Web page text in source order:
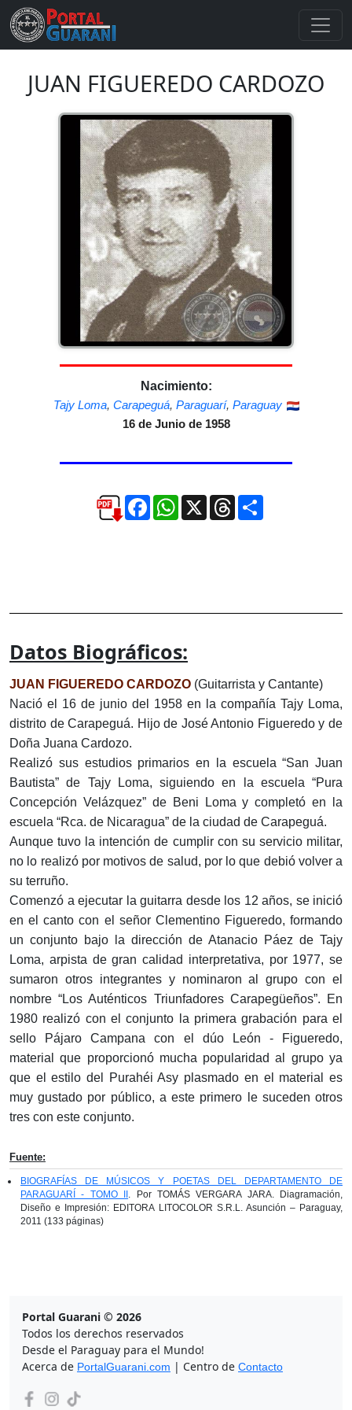
JUAN FIGUEREDO CARDOZO
Nacimiento:
Tajy Loma, Carapeguá, Paraguarí, Paraguay
16 de Junio de 1958
FacebookWhatsApp
X ThreadsCompartir
Datos Biográficos:
JUAN FIGUEREDO CARDOZO (Guitarrista y Cantante)
Nació el 16 de junio del 1958 en la compañía Tajy Loma,
distrito de Carapeguá. Hijo de José Antonio Figueredo y de
Doña Juana Cardozo.
Realizó sus estudios primarios en la escuela “San Juan
Bautista” de Tajy Loma, siguiendo en la escuela “Pura
Concepción Velázquez” de Beni Loma y completó en la
escuela “Rca. de Nicaragua” de la ciudad de Carapeguá.
Aunque tuvo la intención de cumplir con su servicio militar,
no lo realizó por motivos de salud, por lo que debió volver a
su terruño.
Comenzó a ejecutar la guitarra desde los 12 años, se inició
en el canto con el señor Clementino Figueredo, formando
un conjunto bajo la dirección de Atanacio Páez de Tajy
Loma, arpista de gran calidad interpretativa, por 1977, se
sumaron otros integrantes y nominaron al grupo con el
nombre “Los Auténticos Triunfadores Carapegüeños”. En
1980 realizó con el conjunto la primera grabación para el
sello Pájaro Campana con el dúo León - Figueredo,
material que proporcionó mucha popularidad al grupo ya
que el estilo del Purahéi Asy plasmado en el material es
muy gustado por público, a este primero le suceden otros
tres con este conjunto.
Fuente:
BIOGRAFÍAS DE MÚSICOS Y POETAS DEL DEPARTAMENTO DE
PARAGUARÍ - TOMO II . Por TOMÁS VERGARA JARA. Diagramación,
Diseño e Impresión: EDITORA LITOCOLOR S.R.L. Asunción – Paraguay,
2011 (133 páginas)
Portal Guarani © 2026
Todos los derechos reservados
Desde el Paraguay para el Mundo!
Acerca de PortalGuarani.com | Centro de Contacto